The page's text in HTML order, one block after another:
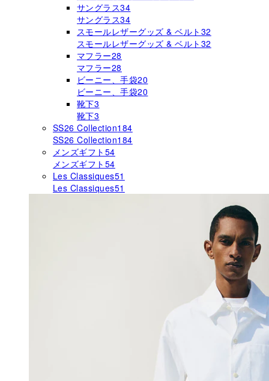
サングラス34
サングラス34
スモールレザーグッズ & ベルト 32
スモールレザーグッズ & ベルト 32
マフラー28
マフラー28
ビーニー、手袋20
ビーニー、手袋20
靴下3
靴下3
SS26 Collection184
SS26 Collection184
メンズギフト 54
メンズギフト 54
Les Classiques51
Les Classiques51